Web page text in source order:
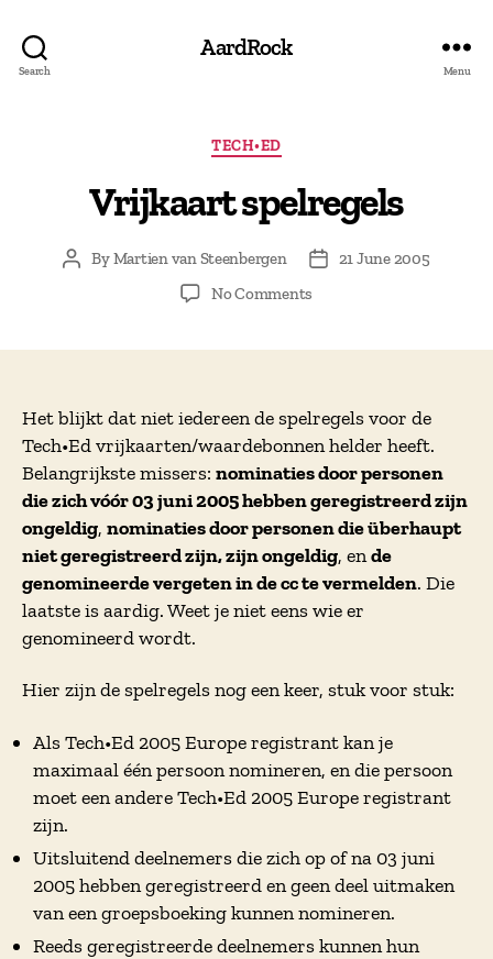
Search
AardRock
Menu
Categories
TECH•ED
Vrijkaart spelregels
PostByMartien van Steenbergen
Post21 June 2005
No Comments
Het blijkt dat niet iedereen de spelregels voor de
Tech•Ed vrijkaarten/waardebonnen helder heeft.
Belangrijkste missers: nominaties door personen
die zich vóór 03 juni 2005 hebben geregistreerd zijn
ongeldig, nominaties door personen die überhaupt
niet geregistreerd zijn, zijn ongeldig, ende
genomineerde vergeten in de cc te vermelden. Die
laatste is aardig. Weet je niet eens wie er
genomineerd wordt.
Hier zijn de spelregels nog een keer, stuk voor stuk:
Als Tech•Ed 2005 Europe registrant kan je
maximaal één persoon nomineren, en die persoon
moet een andere Tech•Ed 2005 Europe registrant
zijn.
Uitsluitend deelnemers die zich op of na 03 juni
2005 hebben geregistreerd en geen deel uitmaken
van een groepsboeking kunnen nomineren.
Reeds geregistreerde deelnemers kunnen hun